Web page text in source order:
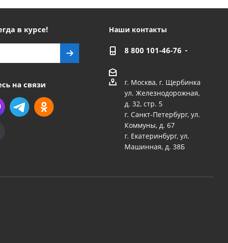
в курсе!
на связи
Наши контакты
8 800 101-46-76
г. Москва, г. Щербинка
ул. Железнодорожная,
д. 32, стр. 5
г. Санкт-Петербург, ул.
Коммуны, д. 67
г. Екатеринбург, ул.
Машинная, д. 38Б